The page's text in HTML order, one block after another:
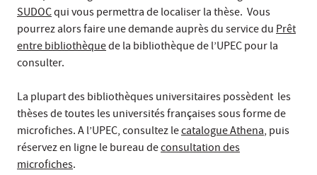
SUDOCqui vous permettra de localiser la thèse. Vous
pourrez alors faire une demande auprès du service duPrêt
entre bibliothèquede la bibliothèque de l’UPEC pour la
consulter.
La plupart des bibliothèques universitaires possèdent les
thèses de toutes les universités françaises sous forme de
microfiches. A l’UPEC, consultez lecatalogue Athena, puis
réservez en ligne le bureau deconsultation des
microfiches.